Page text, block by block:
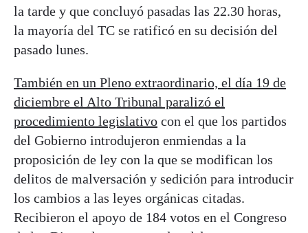
la tarde y que concluyó pasadas las 22.30 horas,
la mayoría del TC se ratificó en su decisión del
pasado lunes.
También en un Pleno extraordinario, el día 19 de
diciembre el Alto Tribunal paralizó el
procedimiento legislativo con el que los partidos
del Gobierno introdujeron enmiendas a la
proposición de ley con la que se modifican los
delitos de malversación y sedición para introducir
los cambios a las leyes orgánicas citadas.
Recibieron el apoyo de 184 votos en el Congreso